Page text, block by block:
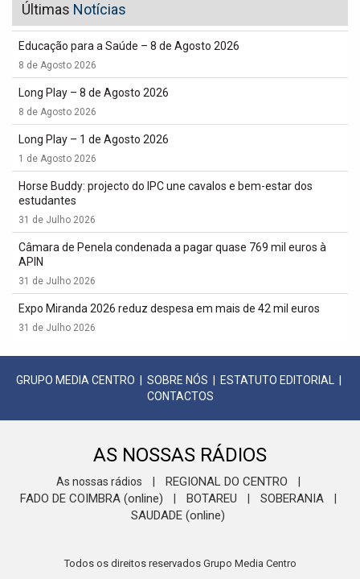
Últimas Notícias
Educação para a Saúde – 8 de Agosto 2026
8 de Agosto 2026
Long Play – 8 de Agosto 2026
8 de Agosto 2026
Long Play – 1 de Agosto 2026
1 de Agosto 2026
Horse Buddy: projecto do IPC une cavalos e bem-estar dos
estudantes
31 de Julho 2026
Câmara de Penela condenada a pagar quase 769 mil euros à
APIN
31 de Julho 2026
Expo Miranda 2026 reduz despesa em mais de 42 mil euros
31 de Julho 2026
GRUPO MEDIA CENTRO SOBRE NÓS ESTATUTO EDITORIAL
CONTACTOS
AS NOSSAS RÁDIOS
As nossas rádios REGIONAL DO CENTRO
FADO DE COIMBRA (online) BOTAREU SOBERANIA
SAUDADE (online)
Todos os direitos reservados Grupo Media Centro